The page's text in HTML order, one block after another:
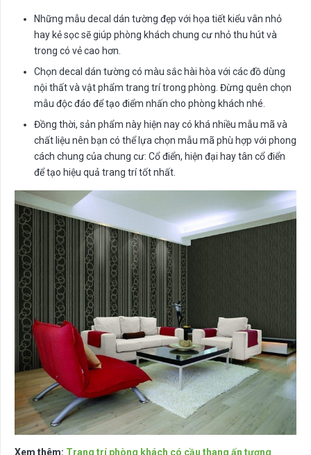
Những mẫu decal dán tường đẹp với họa tiết kiểu vân nhỏ
hay kẻ sọc sẽ giúp phòng khách chung cư nhỏ thu hút và
trong có vẻ cao hơn.
Chọn decal dán tường có màu sắc hài hòa với các đồ dùng
nội thất và vật phẩm trang trí trong phòng. Đừng quên chọn
mẫu độc đáo để tạo điểm nhấn cho phòng khách nhé.
Đồng thời, sản phẩm này hiện nay có khá nhiều mẫu mã và
chất liệu nên bạn có thể lựa chọn mẫu mã phù hợp với phong
cách chung của chung cư: Cổ điển, hiện đại hay tân cổ điển
để tạo hiệu quả trang trí tốt nhất.
Xem thêm: Trang trí phòng khách có cầu thang ấn tượng